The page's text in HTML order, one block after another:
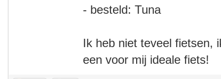
- besteld: Tuna
Ik heb niet teveel fietsen,
een voor mij ideale fiets!